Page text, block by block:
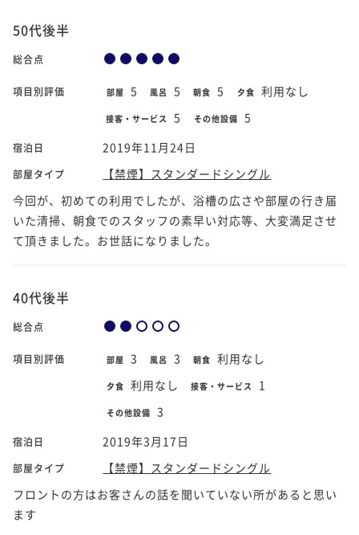
50代後半
総合点
項目別評価 部屋 5 風呂 5 朝食 5 夕食 利用なし
接客・サービス 5 その他設備 5
宿泊日 2019年11月24日
部屋タイプ
【禁煙】スタンダードシングル
今回が、初めての利用でしたが、浴槽の広さや部屋の行き届
いた清掃、朝食でのスタッフの素早い対応等、大変満足させ
て頂きました。お世話になりました。
40代後半
総合点
項目別評価 部屋 3 風呂 3 朝食 利用なし
夕食 利用なし 接客・サービス 1
その他設備 3
宿泊日 2019年3月17日
部屋タイプ
【禁煙】スタンダードシングル
フロントの方はお客さんの話を聞いていない所があると思い
ます